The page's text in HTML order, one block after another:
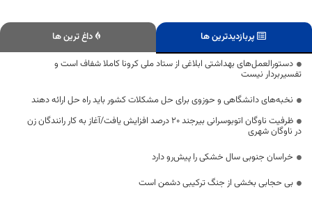
پربازدیدترین ها
داغ ترین ها
دستورالعمل‌های بهداشتی ابلاغی از ستاد ملی کرونا کاملا شفاف است و
تفسیربردار نیست
نخبه‌های دانشگاهی و حوزوی برای حل مشکلات کشور باید راه حل ارائه دهند
ظرفیت ناوگان اتوبوسرانی بیرجند ۲۰ درصد افزایش یافت/آغاز به کار رانندگان زن
در ناوگان شهری
خراسان جنوبی سال خشکی را پیش‌رو دارد
بی حجابی بخشی از جنگ ترکیبی دشمن است